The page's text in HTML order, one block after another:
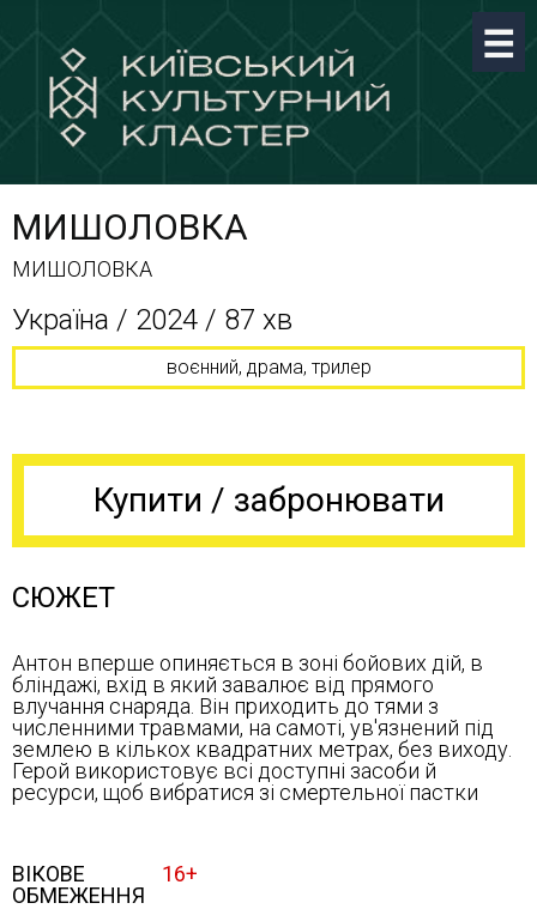
МИШОЛОВКА
МИШОЛОВКА
Україна / 2024 / 87 хв
воєнний, драма, трилер
Купити / забронювати
СЮЖЕТ
Антон вперше опиняється в зоні бойових дій, в
бліндажі, вхід в який завалює від прямого
влучання снаряда. Він приходить до тями з
численними травмами, на самоті, ув'язнений під
землею в кількох квадратних метрах, без виходу.
Герой використовує всі доступні засоби й
ресурси, щоб вибратися зі смертельної пастки
ВІКОВЕ
ОБМЕЖЕННЯ
16+